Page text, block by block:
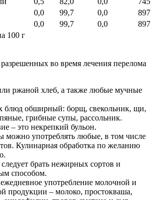
0,0 99,7 0,0
897
0,0 99,7 0,0
897
100 г
во время лечения перелома
ржаной хлеб, а также любые мучные
блюд обширный: борщ, свекольник, щи,
грибные супы, рассольник.
– это некрепкий бульон.
можно употреблять любые, в том числе
Кулинарная обработка по желанию
брать нежирных сортов и
способом.
употребление молочной и
продукции – молоко, простокваша,